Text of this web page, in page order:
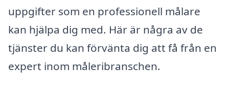
uppgifter som en professionell målare
kan hjälpa dig med. Här är några av de
tjänster du kan förvänta dig att få från en
expert inom måleribranschen.